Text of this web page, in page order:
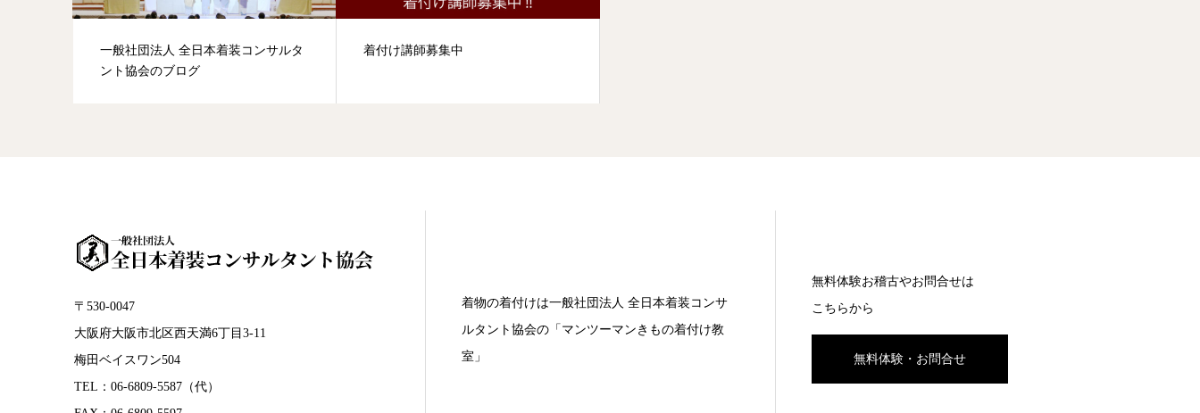
一般社団法人 全日本着装コンサルタ
ント協会のブログ
着付け講師募集中
〒530-0047
大阪府大阪市北区西天満6丁目3-11
梅田ベイスワン504
TEL：06-6809-5587（代）
着物の着付けは一般社団法人 全日本着装コンサ
ルタント協会の「マンツーマンきもの着付け教
室」
無料体験お稽古やお問合せは
こちらから
無料体験・お問合せ